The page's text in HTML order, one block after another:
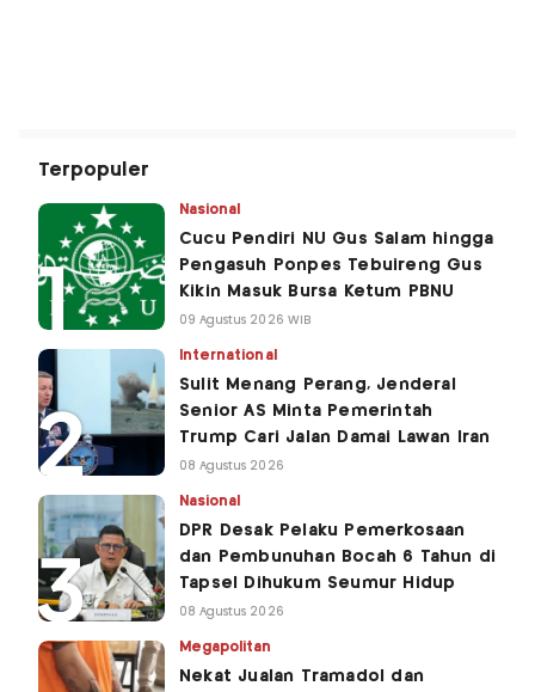
Terpopuler
Nasional
Cucu Pendiri NU Gus Salam hingga
Pengasuh Ponpes Tebuireng Gus
Kikin Masuk Bursa Ketum PBNU
09 Agustus 2026 WIB
International
Sulit Menang Perang, Jenderal
Senior AS Minta Pemerintah
Trump Cari Jalan Damai Lawan Iran
08 Agustus 2026
Nasional
DPR Desak Pelaku Pemerkosaan
dan Pembunuhan Bocah 6 Tahun di
Tapsel Dihukum Seumur Hidup
08 Agustus 2026
Megapolitan
Nekat Jualan Tramadol dan